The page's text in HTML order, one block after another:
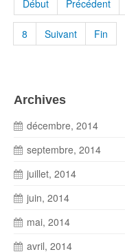
Début Précédent
8 Suivant Fin
Archives
décembre, 2014
septembre, 2014
juillet, 2014
juin, 2014
mai, 2014
avril, 2014